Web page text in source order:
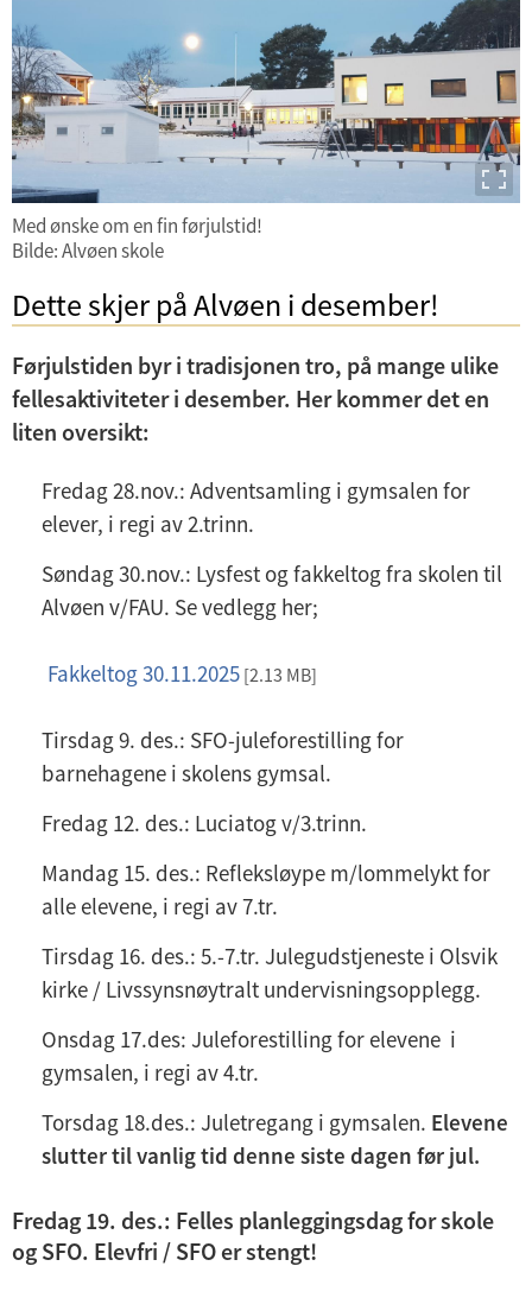
e
r
m
e
Med ønske om en fin førjulstid!
Bilde: Alvøen skole
Dette skjer på Alvøen i desember!
Førjulstiden byr i tradisjonen tro, på mange ulike
fellesaktiviteter i desember. Her kommer det en
liten oversikt:
Fredag 28.nov.: Adventsamling i gymsalen for
elever, i regi av 2.trinn.
Søndag 30.nov.: Lysfest og fakkeltog fra skolen til
Alvøen v/FAU. Se vedlegg her;
Fakkeltog 30.11.2025 [2.13 MB]
Tirsdag 9. des.: SFO-juleforestilling for
barnehagene i skolens gymsal.
Fredag 12. des.: Luciatog v/3.trinn.
Mandag 15. des.: Refleksløype m/lommelykt for
alle elevene, i regi av 7.tr.
Tirsdag 16. des.: 5.-7.tr. Julegudstjeneste i Olsvik
kirke / Livssynsnøytralt undervisningsopplegg.
Onsdag 17.des: Juleforestilling for elevene i
gymsalen, i regi av 4.tr.
Torsdag 18.des.: Juletregang i gymsalen. Elevene
slutter til vanlig tid denne siste dagen før jul.
Fredag 19. des.: Felles planleggingsdag for skole
og SFO. Elevfri / SFO er stengt!